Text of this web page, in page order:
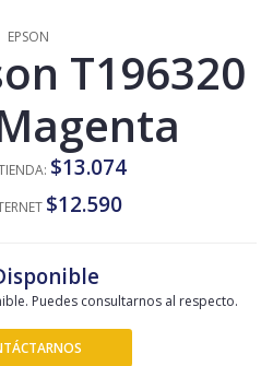
EPSON
T196320
$13.074
$12.590
Puedes consultarnos al respecto.